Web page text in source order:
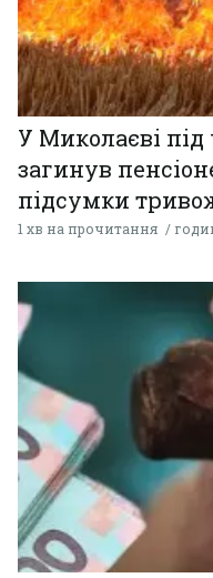
У Миколаєві під
загинув
підсумки
1 хв на прочитання